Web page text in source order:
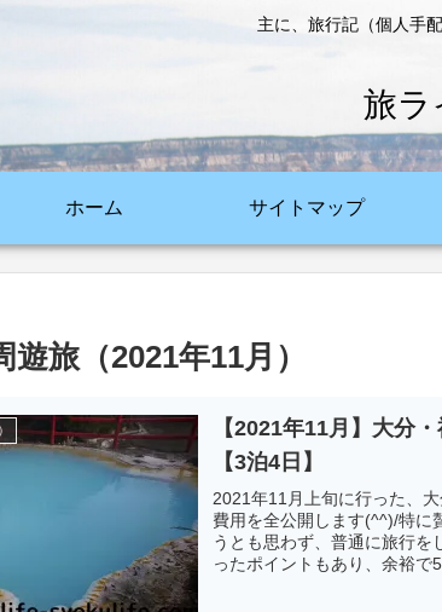
主に、旅行記（個人手
旅
ホーム サイトマップ
旅（2021年11月）
【2021年11月】大分
【3泊4日】
2021年11月上旬に行った、
費用を全公開します(^^)/特に
うとも思わず、普通に旅行を
ったポイントもあり、余裕で